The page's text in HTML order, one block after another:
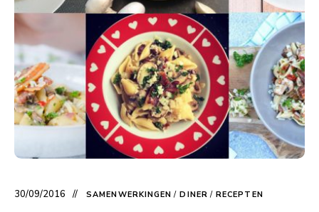
30/09/2016 SAMENWERKINGEN / DINER / RECEPTEN